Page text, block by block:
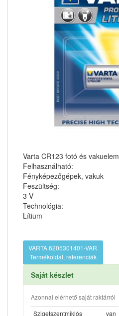
Varta CR123 fotó és vakuelem
Felhasználható:
Fényképezőgépek, vakuk
Feszültség:
3 V
Technológia:
Lítium
VARTA 6205301401-VAR
Termékoldal, referenciák
Saját készlet
Azonnal elérhető saját raktárról
Szigetszentmiklós
van